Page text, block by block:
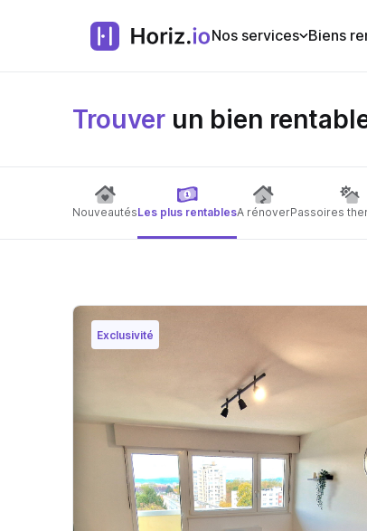
Nos services Biens
Trouver un bien
NouveautésLes plus rentablesA rénoverPassoires
Exclusivité